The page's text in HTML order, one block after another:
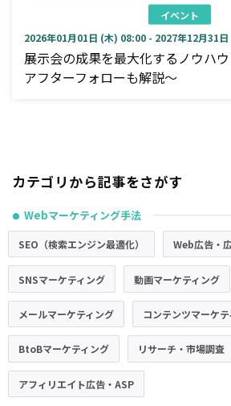
イベント
2026年01月01日 (木) 08:00 - 2027年12月31
展示会の成果を最大化するノウハ
アフターフォローも解説～
カテゴリから記事をさがす
● Webマーケティング手法
SEO（検索エンジン最適化） Web広告・
SNSマーケティング 動画マーケティング
メールマーケティング コンテンツマーケ
BtoBマーケティング リサーチ・市場調査
アフィリエイト広告・ASP